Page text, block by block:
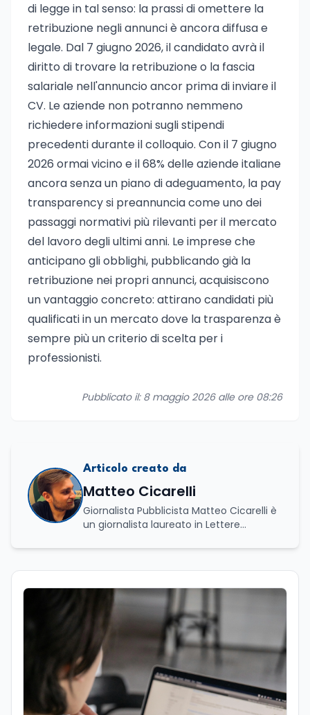
di legge in tal senso: la prassi di omettere la
retribuzione negli annunci è ancora diffusa e
legale. Dal 7 giugno 2026, il candidato avrà il
diritto di trovare la retribuzione o la fascia
salariale nell'annuncio ancor prima di inviare il
CV. Le aziende non potranno nemmeno
richiedere informazioni sugli stipendi
precedenti durante il colloquio. Con il 7 giugno
2026 ormai vicino e il 68% delle aziende italiane
ancora senza un piano di adeguamento, la pay
transparency si preannuncia come uno dei
passaggi normativi più rilevanti per il mercato
del lavoro degli ultimi anni. Le imprese che
anticipano gli obblighi, pubblicando già la
retribuzione nei propri annunci, acquisiscono
un vantaggio concreto: attirano candidati più
qualificati in un mercato dove la trasparenza è
sempre più un criterio di scelta per i
professionisti.
Pubblicato il: 8 maggio 2026 alle ore 08:26
Articolo creato da
Matteo Cicarelli
Giornalista Pubblicista Matteo Cicarelli è
un giornalista laureato in Lettere
Scrittura. Durante il suo percorso
comunicazione, sviluppando un forte
interesse per il mondo del giornalismo.
Infatti, ha dedicato le sue tesi a due
ambiti distinti ma complementari: da un
lato l’analisi della lingua e della cultura
indoeuropea, dall’altro lo studio della
narrazione giornalistica, con un
particolare approfondimento sul
giornalismo enogastronomico. Da